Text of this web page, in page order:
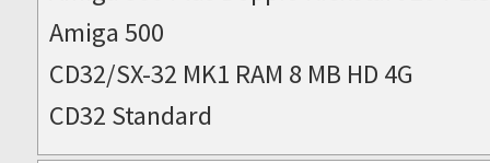
Amiga 500
CD32/SX-32 MK1 RAM 8 MB HD 4G
CD32 Standard